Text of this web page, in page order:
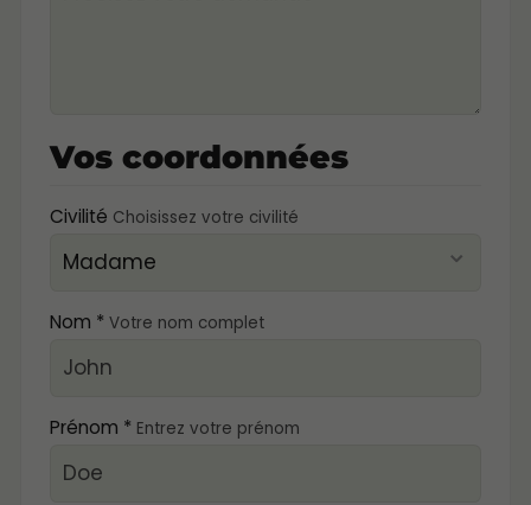
Vos coordonnées
Civilité Choisissez votre civilité
Nom * Votre nom complet
Prénom * Entrez votre prénom